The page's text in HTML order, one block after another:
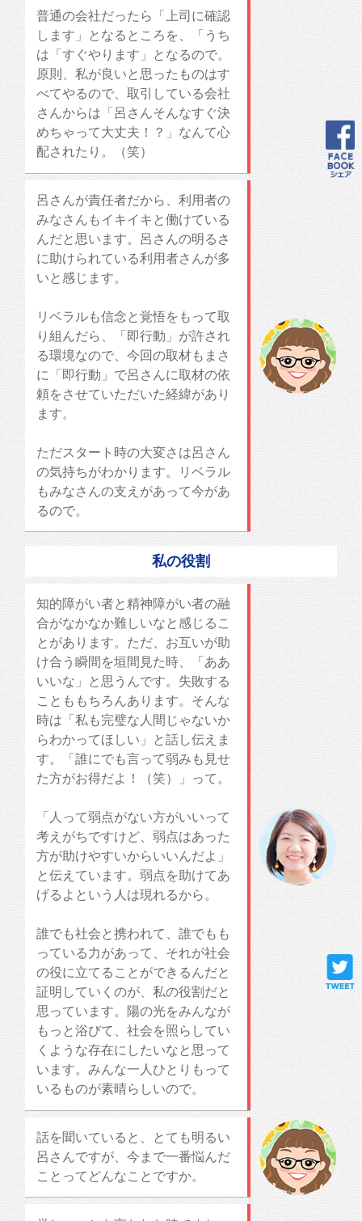
普通の会社だったら「上司に確認
します」となるところを、「うち
は「すぐやります」となるので。
原則、私が良いと思ったものはす
べてやるので、取引している会社
さんからは「呂さんそんなすぐ決
めちゃって大丈夫！？」なんて心
配されたり。（笑）
呂さんが責任者だから、利用者の
みなさんもイキイキと働けている
んだと思います。呂さんの明るさ
に助けられている利用者さんが多
いと感じます。
リベラルも信念と覚悟をもって取
り組んだら、「即行動」が許され
る環境なので、今回の取材もまさ
に「即行動」で呂さんに取材の依
頼をさせていただいた経緯があり
ます。
ただスタート時の大変さは呂さん
の気持ちがわかります。リベラル
もみなさんの支えがあって今があ
るので。
私の役割
知的障がい者と精神障がい者の融
合がなかなか難しいなと感じるこ
とがあります。ただ、お互いが助
け合う瞬間を垣間見た時、「ああ
いいな」と思うんです。失敗する
ことももちろんあります。そんな
時は「私も完璧な人間じゃないか
らわかってほしい」と話し伝えま
す。「誰にでも言って弱みも見せ
た方がお得だよ！（笑）」って。
「人って弱点がない方がいいって
考えがちですけど、弱点はあった
方が助けやすいからいいんだよ」
と伝えています。弱点を助けてあ
げるよという人は現れるから。
誰でも社会と携われて、誰でもも
っている力があって、それが社会
の役に立てることができるんだと
証明していくのが、私の役割だと
思っています。陽の光をみんなが
もっと浴びて、社会を照らしてい
くような存在にしたいなと思って
います。みんな一人ひとりもって
いるものが素晴らしいので。
話を聞いていると、とても明るい
呂さんですが、今まで一番悩んだ
ことってどんなことですか。